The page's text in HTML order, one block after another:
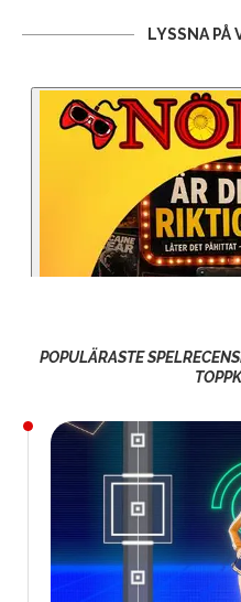
LYSSNA PÅ
POPULÄRASTE